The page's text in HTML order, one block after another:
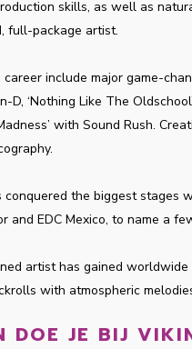
skills, as well as
full-package artist.
include major game-
D, ‘Nothing Like The
with Sound Rush.
the biggest stages
and EDC Mexico, to name a
artist has gained
with atmospheric
DOE JE BIJ